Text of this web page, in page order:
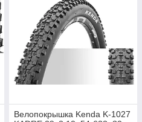
Велопокрышка Kenda K-1027